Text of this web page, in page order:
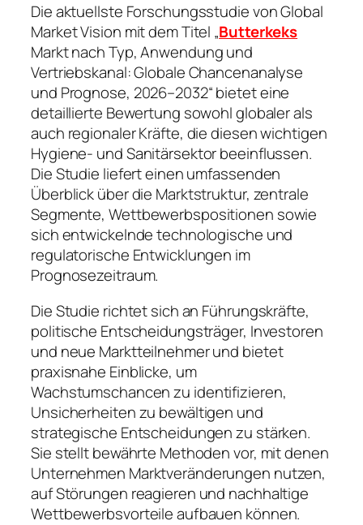
Die aktuellste Forschungsstudie von Global
Market Vision mit dem Titel „Butterkeks
Markt nach Typ, Anwendung und
Vertriebskanal: Globale Chancenanalyse
und Prognose, 2026–2032“ bietet eine
detaillierte Bewertung sowohl globaler als
auch regionaler Kräfte, die diesen wichtigen
Hygiene- und Sanitärsektor beeinflussen.
Die Studie liefert einen umfassenden
Überblick über die Marktstruktur, zentrale
Segmente, Wettbewerbspositionen sowie
sich entwickelnde technologische und
regulatorische Entwicklungen im
Prognosezeitraum.
Die Studie richtet sich an Führungskräfte,
politische Entscheidungsträger, Investoren
und neue Marktteilnehmer und bietet
praxisnahe Einblicke, um
Wachstumschancen zu identifizieren,
Unsicherheiten zu bewältigen und
strategische Entscheidungen zu stärken.
Sie stellt bewährte Methoden vor, mit denen
Unternehmen Marktveränderungen nutzen,
auf Störungen reagieren und nachhaltige
Wettbewerbsvorteile aufbauen können.